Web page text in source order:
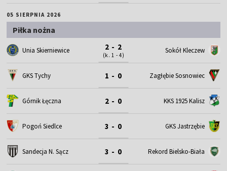
05 SIERPNIA 2026
Piłka nożna
Unia Skierniewice 2 - 2
(k. 1 - 4)
Sokół Kleczew
GKS Tychy 1 - 0 Zagłębie Sosnowiec
Górnik Łęczna 2 - 0 KKS 1925 Kalisz
Pogoń Siedlce 3 - 0 GKS Jastrzębie
Sandecja N. Sącz 3 - 0 Rekord Bielsko-Biała